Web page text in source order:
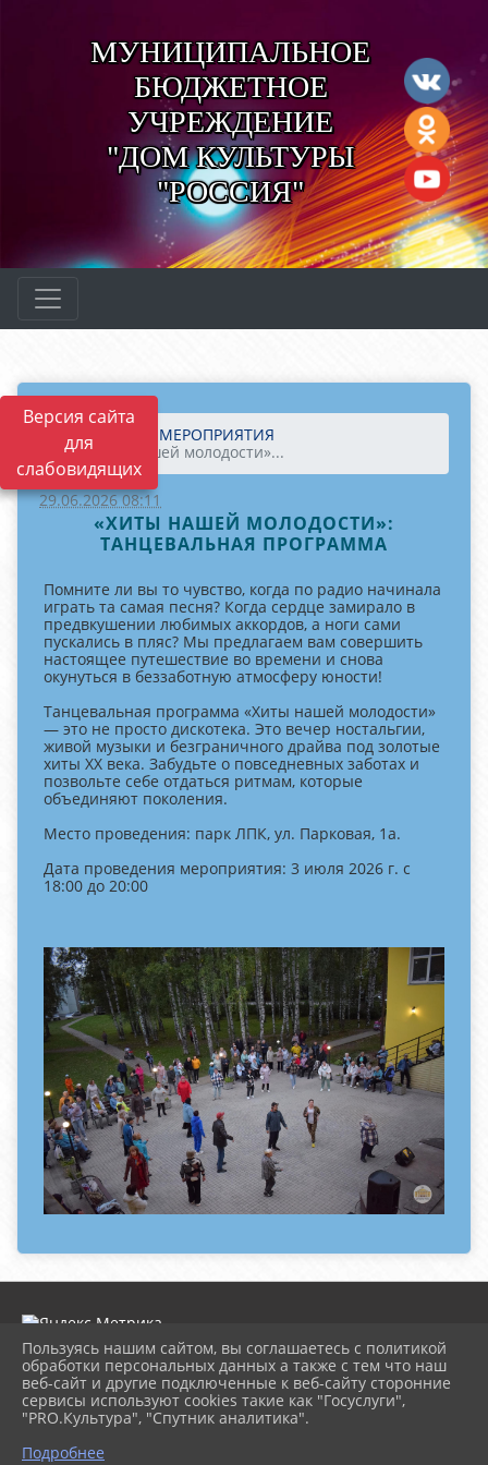
Версия сайта
для
слабовидящих
МУНИЦИПАЛЬНОЕ
БЮДЖЕТНОЕ
УЧРЕЖДЕНИЕ
"ДОМ КУЛЬТУРЫ
"РОССИЯ"
Главная
МЕРОПРИЯТИЯ
«Хиты нашей молодости»...
29.06.2026 08:11
«ХИТЫ НАШЕЙ МОЛОДОСТИ»:
ТАНЦЕВАЛЬНАЯ ПРОГРАММА
Помните ли вы то чувство, когда по радио начинала
играть та самая песня? Когда сердце замирало в
предвкушении любимых аккордов, а ноги сами
пускались в пляс? Мы предлагаем вам совершить
настоящее путешествие во времени и снова
окунуться в беззаботную атмосферу юности!
Танцевальная программа «Хиты нашей молодости»
— это не просто дискотека. Это вечер ностальгии,
живой музыки и безграничного драйва под золотые
хиты XX века. Забудьте о повседневных заботах и
позвольте себе отдаться ритмам, которые
объединяют поколения.
Место проведения: парк ЛПК, ул. Парковая, 1а.
Дата проведения мероприятия: 3 июля 2026 г. с
18:00 до 20:00
2026 г. dk-rossiya.ru
Вход
Карта сайта
Политика обработки персональных данных
Пользуясь нашим сайтом, вы соглашаетесь с политикой
обработки персональных данных а также с тем что наш
веб-сайт и другие подключенные к веб-сайту сторонние
сервисы используют cookies такие как "Госуслуги",
"PRO.Культура", "Спутник аналитика".
Подробнее